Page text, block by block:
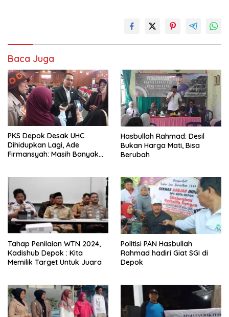
Baca Juga
PKS Depok Desak UHC
Dihidupkan Lagi, Ade
Firmansyah: Masih Banyak
Hasbullah Rahmad: Desil
Bukan Harga Mati, Bisa
Berubah
Tahap Penilaian WTN 2024,
Kadishub Depok : Kita
Memilik Target Untuk Juara
Politisi PAN Hasbullah
Rahmad hadiri Giat SGI di
Depok